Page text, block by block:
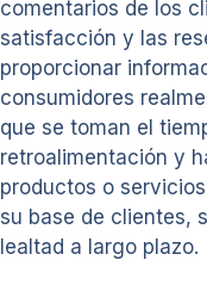
comentarios de los
satisfacción y las
proporcionar
consumidores
que se toman el
retroalimentación y
productos o
su base de clientes,
lealtad a largo plazo.